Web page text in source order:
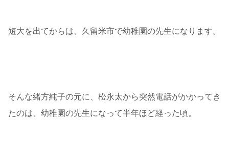
短大を出てからは、久留米市で幼稚園の先生になります。
そんな緒方純子の元に、松永太から突然電話がかかってき
たのは、幼稚園の先生になって半年ほど経った頃。